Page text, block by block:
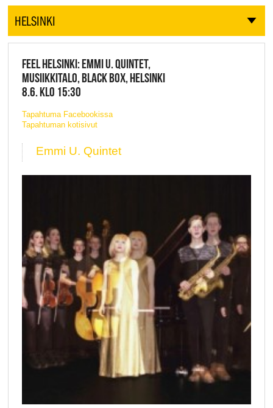
HELSINKI
FEEL HELSINKI: EMMI U. QUINTET,
MUSIIKKITALO, BLACK BOX, HELSINKI
8.6. KLO 15:30
Tapahtuma Facebookissa
Tapahtuman kotisivut
Emmi U. Quintet